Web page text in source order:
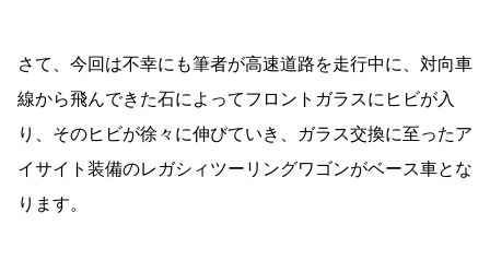
さて、今回は不幸にも筆者が高速道路を走行中に、対向車
線から飛んできた石によってフロントガラスにヒビが入
り、そのヒビが徐々に伸びていき、ガラス交換に至ったア
イサイト装備のレガシィツーリングワゴンがベース車とな
ります。